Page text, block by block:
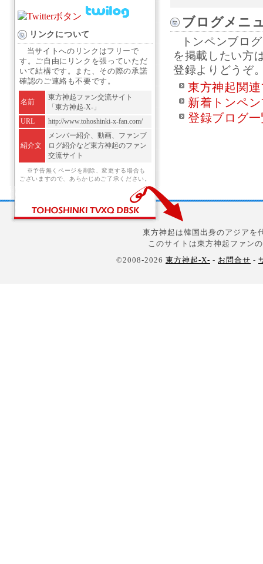
ブログメニ
トンペンブロ
を掲載したい方
登録よりどうぞ
東方神起関
新着トンペ
登録ブログ
リンクについて
当サイトへのリンクはフリーで
す。ご自由にリンクを張っていただ
いて結構です。また、その際の承諾
確認のご連絡も不要です。
名前
東方神起ファン交流サイト
「東方神起-X-」
URL
http://www.tohoshinki-x-fan.com/
紹介文
メンバー紹介、動画、ファンブ
ログ紹介など東方神起のファン
交流サイト
※予告無くページを削除、変更する場合も
ございますので、あらかじめご了承ください。
東方神起は韓国出身のアジアを
このサイトは東方神起ファン
©2008-2026 東方神起-X- - お問合せ -